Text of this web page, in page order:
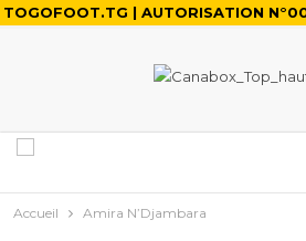
TOGOFOOT.TG | AUTORISATION
Accueil Amira N’Djambara